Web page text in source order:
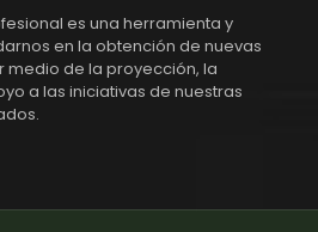
es una herramienta y
en la obtención de nuevas
medio de la proyección, la
a las iniciativas de nuestras